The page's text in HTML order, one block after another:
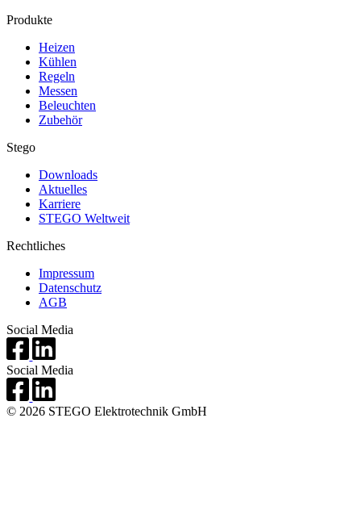
Produkte
Heizen
Kühlen
Regeln
Messen
Beleuchten
Zubehör
Stego
Downloads
Aktuelles
Karriere
STEGO Weltweit
Rechtliches
Impressum
Datenschutz
AGB
Social Media
Social Media
© 2026 STEGO Elektrotechnik GmbH